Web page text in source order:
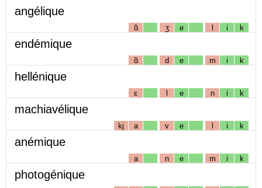
angélique
ɑ̃ ʒ e l i k
endémique
ɑ̃ d e m i k
hellénique
ɛ l e n i k
machiavélique
kj a v e l i k
anémique
a n e m i k
photogénique